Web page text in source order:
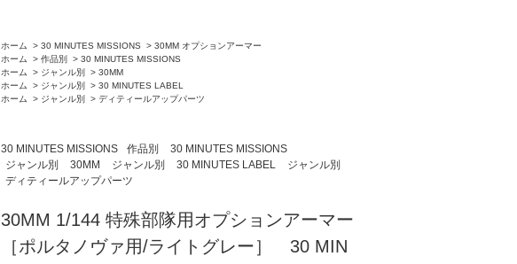
ホーム > 30 MINUTES MISSIONS > 30MM オプションアーマー
ホーム
> 作品別 > 30 MINUTES MISSIONS
ホーム
> ジャンル別 > 30MM
ホーム
> ジャンル別 > 30 MINUTES LABEL
ホーム
> ジャンル別 > ディティールアップパーツ
30 MINUTES MISSIONS 作品別
30 MINUTES MISSIONS
ジャンル別
30MM ジャンル別 30 MINUTES LABEL
ジャンル別
ディティールアップパーツ
30MM 1/144 特殊部隊用オプションアーマー
［ポルタノヴァ用/ライトグレー］ 30 MIN